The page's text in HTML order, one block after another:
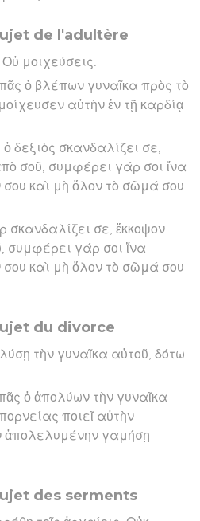
de l'adultère
μοιχεύσεις.
ὁ βλέπων γυναῖκα πρὸς τὸ
αὐτὴν ἐν τῇ καρδίᾳ
δεξιὸς σκανδαλίζει σε,
σοῦ, συμφέρει γάρ σοι ἵνα
καὶ μὴ ὅλον τὸ σῶμά σου
σκανδαλίζει σε, ἔκκοψον
συμφέρει γάρ σοι ἵνα
καὶ μὴ ὅλον τὸ σῶμά σου
du divorce
τὴν γυναῖκα αὐτοῦ, δότω
ὁ ἀπολύων τὴν γυναῖκα
ποιεῖ αὐτὴν
ἀπολελυμένην γαμήσῃ
des serments